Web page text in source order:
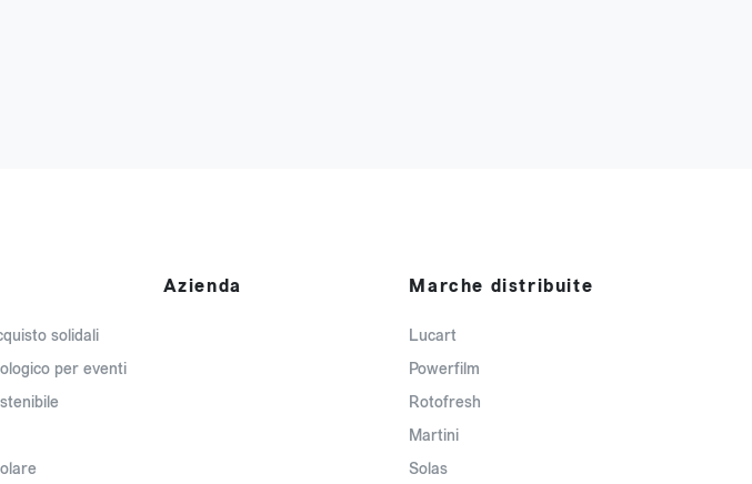
solidali
per eventi
Azienda Marche distribuite
Lucart
Powerfilm
Rotofresh
Martini
Solas